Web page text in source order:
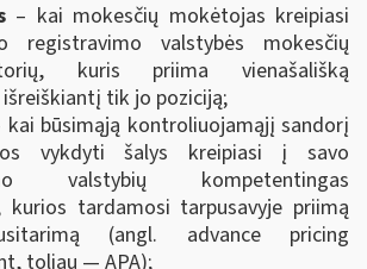
– kai mokesčių mokėtojas kreipiasi
valstybės mokesčių
kuris priima vienašališką
tik jo poziciją;
kai būsimąją kontroliuojamąjį sandorį
vykdyti šalys kreipiasi į savo
valstybių kompetentingas
kurios tardamosi tarpusavyje priimą
(angl. advance pricing
toliau — APA);